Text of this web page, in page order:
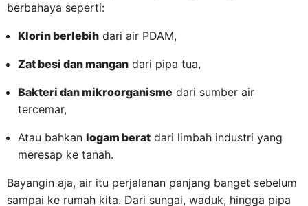
berbahaya seperti:
Klorin berlebih dari air PDAM,
Zat besi dan mangan dari pipa tua,
Bakteri dan mikroorganisme dari sumber air
tercemar,
Atau bahkan logam berat dari limbah industri yang
meresap ke tanah.
Bayangin aja, air itu perjalanan panjang banget sebelum
sampai ke rumah kita. Dari sungai, waduk, hingga pipa